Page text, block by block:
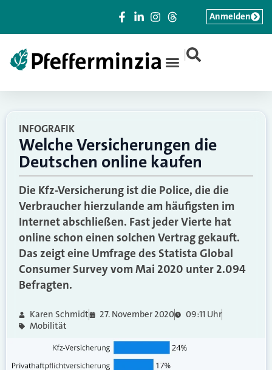
|
Anmelden
INFOGRAFIK
Welche Versicherungen die
Deutschen online kaufen
Die Kfz-Versicherung ist die Police, die die
Verbraucher hierzulande am häufigsten im
Internet abschließen. Fast jeder Vierte hat
online schon einen solchen Vertrag gekauft.
Das zeigt eine Umfrage des Statista Global
Consumer Survey vom Mai 2020 unter 2.094
Befragten.
Karen Schmidt 27. November 2020
09:11 Uhr
Mobilität